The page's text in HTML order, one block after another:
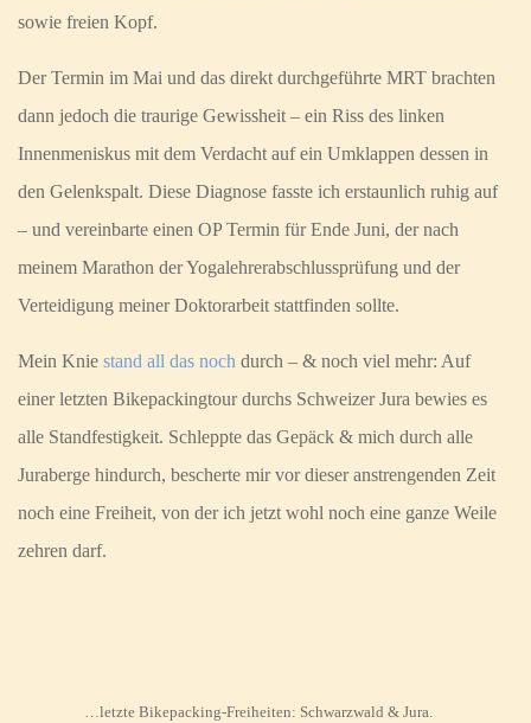
sowie freien Kopf.
Der Termin im Mai und das direkt durchgeführte MRT brachten
dann jedoch die traurige Gewissheit – ein Riss des linken
Innenmeniskus mit dem Verdacht auf ein Umklappen dessen in
den Gelenkspalt. Diese Diagnose fasste ich erstaunlich ruhig auf
– und vereinbarte einen OP Termin für Ende Juni, der nach
meinem Marathon der Yogalehrerabschlussprüfung und der
Verteidigung meiner Doktorarbeit stattfinden sollte.
Mein Knie stand all das noch durch – & noch viel mehr: Auf
einer letzten Bikepackingtour durchs Schweizer Jura bewies es
alle Standfestigkeit. Schleppte das Gepäck & mich durch alle
Juraberge hindurch, bescherte mir vor dieser anstrengenden Zeit
noch eine Freiheit, von der ich jetzt wohl noch eine ganze Weile
zehren darf.
…letzte Bikepacking-Freiheiten: Schwarzwald & Jura.